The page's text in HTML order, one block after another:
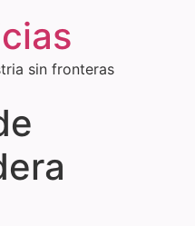
sin fronteras